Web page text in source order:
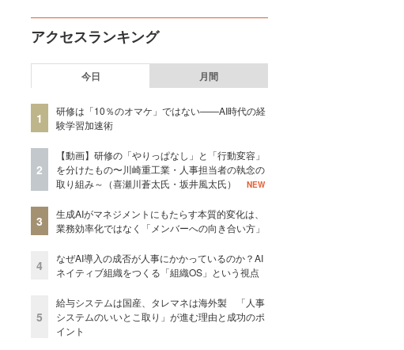
アクセスランキング
今日 月間
1
研修は「10％のオマケ」ではない——AI時代の経
験学習加速術
2
【動画】研修の「やりっぱなし」と「行動変容」
を分けたもの〜川崎重工業・人事担当者の執念の
取り組み～（喜瀬川蒼太氏・坂井風太氏）
NEW
3
生成AIがマネジメントにもたらす本質的変化は、
業務効率化ではなく「メンバーへの向き合い方」
4
なぜAI導入の成否が人事にかかっているのか？AI
ネイティブ組織をつくる「組織OS」という視点
5
給与システムは国産、タレマネは海外製 「人事
システムのいいとこ取り」が進む理由と成功のポ
イント